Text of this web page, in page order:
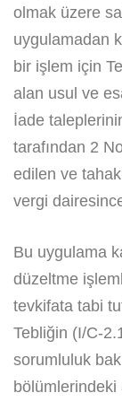
olmak üzere
uygulamadan
bir işlem için
alan usul ve
İade
tarafından 2
edilen ve
vergi
Bu uygulama
düzeltme
tevkifata tabi
Tebliğin (I/C-
sorumluluk
bölümlerindeki